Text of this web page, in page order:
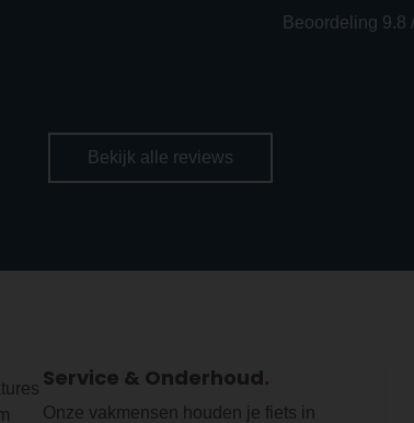
Beoordeling 9.8
Bekijk alle reviews
Service & Onderhoud
Onze vakmensen houden je fiets in